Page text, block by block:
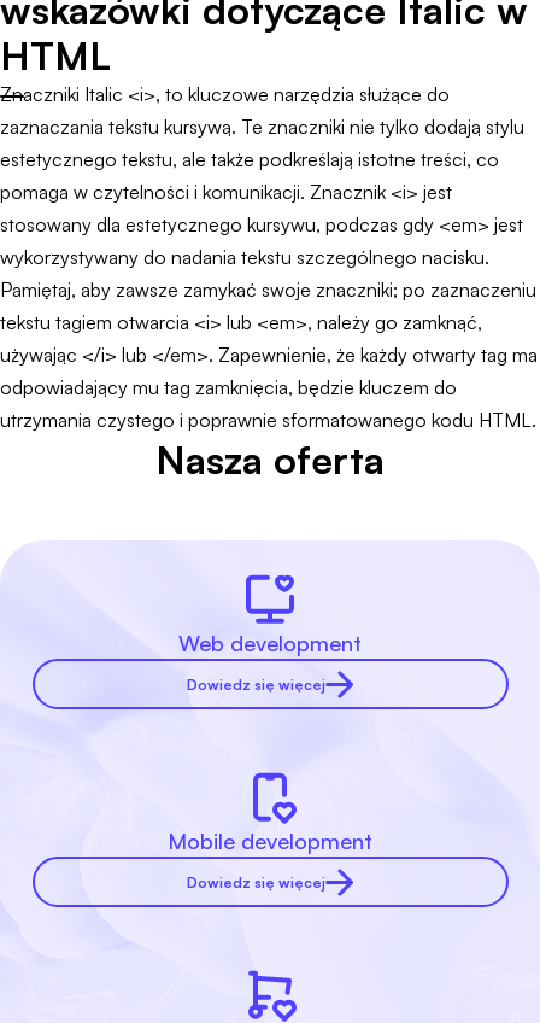
wskazówki dotyczące Italic w
HTML
Znaczniki Italic <i>, to kluczowe narzędzia służące do
zaznaczania tekstu kursywą. Te znaczniki nie tylko dodają stylu
estetycznego tekstu, ale także podkreślają istotne treści, co
pomaga w czytelności i komunikacji. Znacznik <i> jest
stosowany dla estetycznego kursywu, podczas gdy <em> jest
wykorzystywany do nadania tekstu szczególnego nacisku.
Pamiętaj, aby zawsze zamykać swoje znaczniki; po zaznaczeniu
tekstu tagiem otwarcia <i> lub <em>, należy go zamknąć,
używając </i> lub </em>. Zapewnienie, że każdy otwarty tag ma
odpowiadający mu tag zamknięcia, będzie kluczem do
utrzymania czystego i poprawnie sformatowanego kodu HTML.
Nasza oferta
Web development
Dowiedz się więcej
Mobile development
Dowiedz się więcej